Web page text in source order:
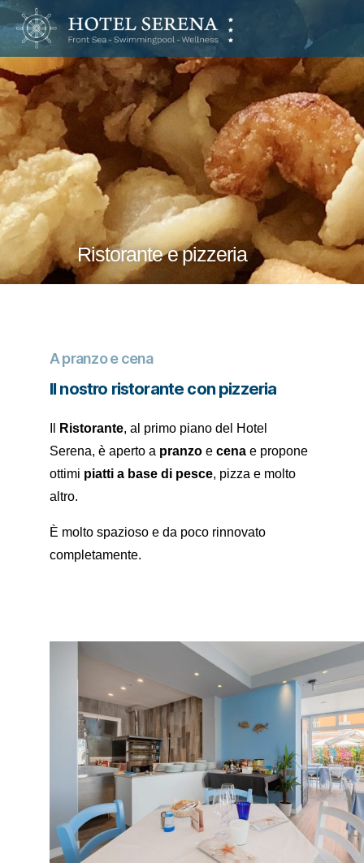
Hotel
Serena
Ristorante e pizzeria
A pranzo e cena
Il nostro ristorante con pizzeria
Ristorante, al primo piano del Hotel
Serena, è aperto a pranzoe cenae propone
ottimi piatti a base di pesce, pizza e molto
altro.
È molto spazioso e da poco rinnovato
completamente.